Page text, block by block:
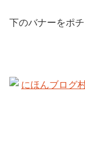
下のバナーをポ